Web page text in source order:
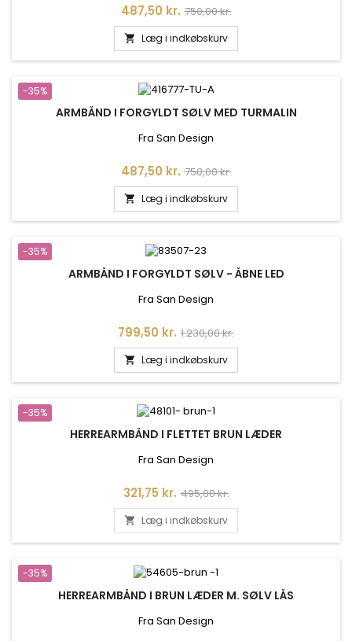
Pris
487,50 kr. Normalpris
750,00 kr.
 Læg i indkøbskurv
-35%
ARMBÅND I FORGYLDT SØLV MED TURMALIN
Fra San Design
Pris
487,50 kr. Normalpris
750,00 kr.
 Læg i indkøbskurv
-35%
ARMBÅND I FORGYLDT SØLV - ÅBNE LED
Fra San Design
Pris
799,50 kr. Normalpris
1.230,00 kr.
 Læg i indkøbskurv
-35%
HERREARMBÅND I FLETTET BRUN LÆDER
Fra San Design
Pris
321,75 kr. Normalpris
495,00 kr.
 Læg i indkøbskurv
-35%
HERREARMBÅND I BRUN LÆDER M. SØLV LÅS
Fra San Design